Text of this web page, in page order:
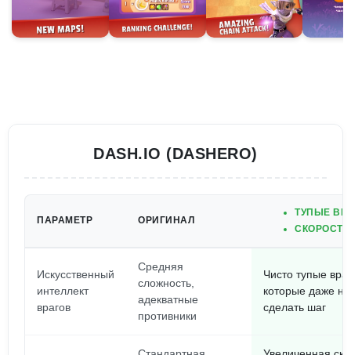
DASH.IO (DASHERO)
ПАРАМЕТР ОРИГИНАЛ
ТУПЫЕ
Искусственный
интеллект
врагов
Средняя
сложность,
адекватные
противники
Чисто тупые
которые даже
сделать шаг